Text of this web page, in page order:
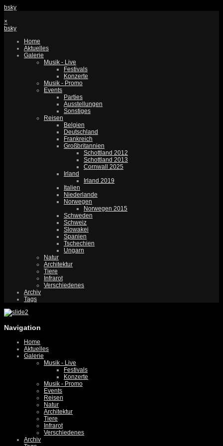
bsky
×
bsky
Home
Aktuelles
Galerie
Musik - Live
Festivals
Konzerte
Musik - Promo
Events
Parties
Ausstellungen
Sonstiges
Reisen
Belgien
Deutschland
Frankreich
Großbritannien
Schottland 2012
Schottland 2013
Cornwall 2025
Irland
Irland 2019
Italien
Niederlande
Norwegen
Norwegen 2015
Schweden
Schweiz
Slowakei
Spanien
Tschechien
Ungarn
Natur
Architektur
Tiere
Infrarot
Verschiedenes
Archiv
Tags
Navigation
Home
Aktuelles
Galerie
Musik - Live
Festivals
Konzerte
Musik - Promo
Events
Reisen
Natur
Architektur
Tiere
Infrarot
Verschiedenes
Archiv